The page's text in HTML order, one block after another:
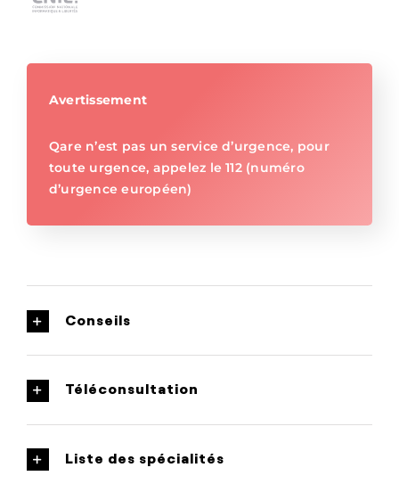
Avertissement
Qare n’est pas un service d’urgence, pour
toute urgence, appelez le 112 (numéro
d’urgence européen)
Conseils
Téléconsultation
Liste des spécialités